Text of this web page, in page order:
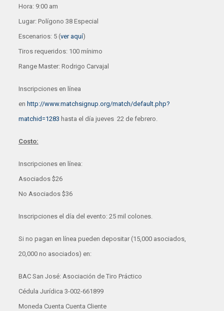
Hora: 9:00 am
Lugar: Polígono 38 Especial
Escenarios: 5 (ver aquí)
Tiros requeridos: 100 mínimo
Range Master: Rodrigo Carvajal
Inscripciones en línea
en http://www.matchsignup.org/match/default.php?
matchid=1283 hasta el día jueves 22 de febrero.
Costo:
Inscripciones en línea:
Asociados $26
No Asociados $36
Inscripciones el día del evento: 25 mil colones.
Si no pagan en línea pueden depositar (15,000 asociados,
20,000 no asociados) en:
BAC San José: Asociación de Tiro Práctico
Cédula Jurídica 3-002-661899
Moneda Cuenta Cuenta Cliente